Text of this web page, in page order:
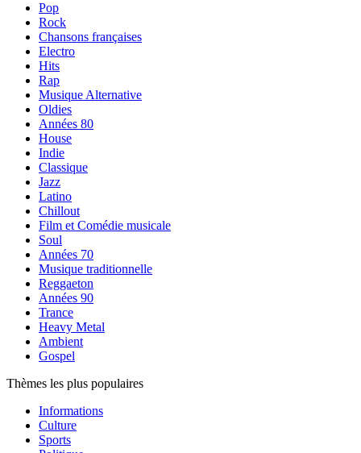
Pop
Rock
Chansons françaises
Electro
Hits
Rap
Musique Alternative
Oldies
Années 80
House
Indie
Classique
Jazz
Latino
Chillout
Film et Comédie musicale
Soul
Années 70
Musique traditionnelle
Reggaeton
Années 90
Trance
Heavy Metal
Ambient
Gospel
Thèmes les plus populaires
Informations
Culture
Sports